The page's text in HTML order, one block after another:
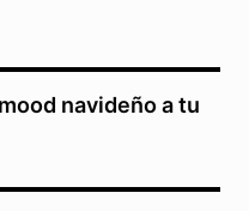
navideño a tu